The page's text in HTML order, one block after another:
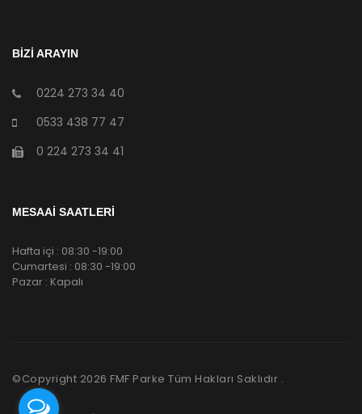
BİZİ ARAYIN
0224 273 34 40
0533 438 77 47
0 224 273 34 41
MESAAİ SAATLERİ
Hafta içi : 08:30 -19:00
Cumartesi : 08:30 -19:00
Pazar : Kapalı
©Copyright 2026 FMF Parke Tüm Hakları Saklıdır .